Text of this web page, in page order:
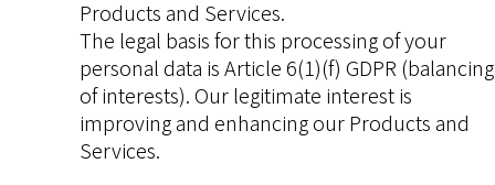
Products and Services.
The legal basis for this processing of your
personal data is Article 6(1)(f) GDPR (balancing
of interests). Our legitimate interest is
improving and enhancing our Products and
Services.